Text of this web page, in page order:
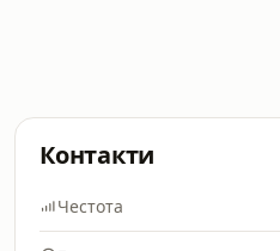
Контакти
Честота